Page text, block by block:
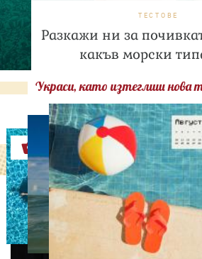
ТЕСТОВЕ
Разкажи ни за
какъв морски
Украси, като изтеглиш нова
Оферти
Така
Павлов